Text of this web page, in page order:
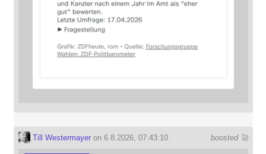
boosted 🚀
Till Westermayeron 6.8.2026, 07:43:10